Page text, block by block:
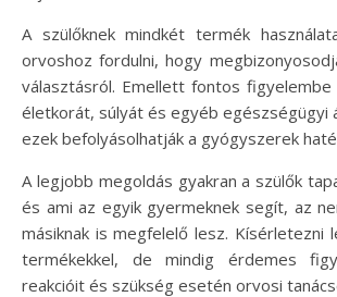
A szülőknek mindkét termék
orvoshoz fordulni, hogy
választásról. Emellett fontos
életkorát, súlyát és egyéb egészségügyi
ezek befolyásolhatják a gyógyszerek
A legjobb megoldás gyakran a szülők
és ami az egyik gyermeknek segít, az
másiknak is megfelelő lesz. Kísérletezni
termékekkel, de mindig érdemes
reakcióit és szükség esetén orvosi